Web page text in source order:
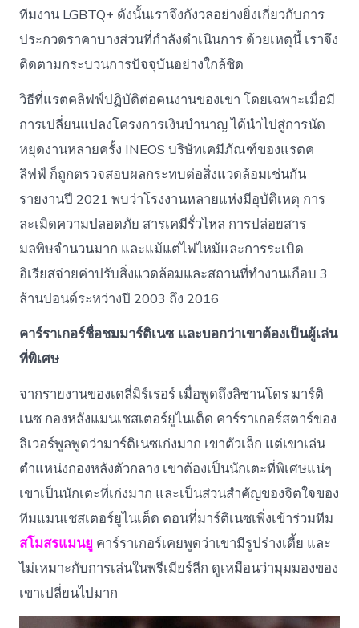
ทีมงาน LGBTQ+ ดังนั้นเราจึงกังวลอย่างยิ่งเกี่ยวกับการ
ประกวดราคาบางส่วนที่กำลังดำเนินการ ด้วยเหตุนี้ เราจึง
ติดตามกระบวนการปัจจุบันอย่างใกล้ชิด
วิธีที่แรตคลิฟฟ์ปฏิบัติต่อคนงานของเขา โดยเฉพาะเมื่อมี
การเปลี่ยนแปลงโครงการเงินบำนาญ ได้นำไปสู่การนัด
หยุดงานหลายครั้ง INEOS บริษัทเคมีภัณฑ์ของแรตค
ลิฟฟ์ ก็ถูกตรวจสอบผลกระทบต่อสิ่งแวดล้อมเช่นกัน
รายงานปี 2021 พบว่าโรงงานหลายแห่งมีอุบัติเหตุ การ
ละเมิดความปลอดภัย สารเคมีรั่วไหล การปล่อยสาร
มลพิษจำนวนมาก และแม้แต่ไฟไหม้และการระเบิด
อิเรียสจ่ายค่าปรับสิ่งแวดล้อมและสถานที่ทำงานเกือบ 3
ล้านปอนด์ระหว่างปี 2003 ถึง 2016
คาร์ราเกอร์ชื่อชมมาร์ติเนซ และบอกว่าเขาต้องเป็นผู้เล่น
ที่พิเศษ
จากรายงานของเดลี่มิร์เรอร์ เมื่อพูดถึงลิซานโดร มาร์ติ
เนซ กองหลังแมนเชสเตอร์ยูไนเต็ด คาร์ราเกอร์สตาร์ของ
ลิเวอร์พูลพูดว่ามาร์ติเนซเก่งมาก เขาตัวเล็ก แต่เขาเล่น
ตำแหน่งกองหลังตัวกลาง เขาต้องเป็นนักเตะที่พิเศษแน่ๆ
เขาเป็นนักเตะที่เก่งมาก และเป็นส่วนสำคัญของจิตใจของ
ทีมแมนเชสเตอร์ยูไนเต็ด ตอนที่มาร์ติเนซเพิ่งเข้าร่วมทีม
สโมสรแมนยู คาร์ราเกอร์เคยพูดว่าเขามีรูปร่างเตี้ย และ
ไม่เหมาะกับการเล่นในพรีเมียร์ลีก ดูเหมือนว่ามุมมองของ
เขาเปลี่ยนไปมาก